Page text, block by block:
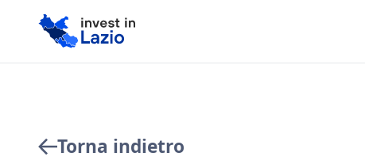
Torna indietro